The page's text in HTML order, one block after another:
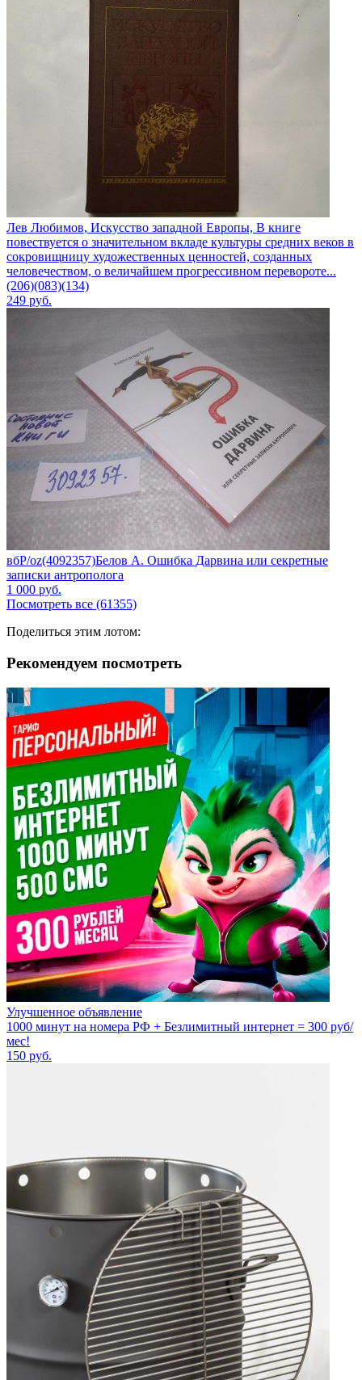
Лев Любимов, Искусство западной Европы, В книге
повествуется о значительном вкладе культуры средних веков в
сокровищницу художественных ценностей, созданных
человечеством, о величайшем прогрессивном перевороте...
(206)(083)(134)
249 руб.
вбР/oz(4092357)Белов А. Ошибка Дарвина или секретные
записки антрополога
1 000 руб.
Посмотреть все (61355)
Поделиться этим лотом:
Рекомендуем посмотреть
Улучшенное объявление
1000 минут на номера РФ + Безлимитный интернет = 300 руб/
мес!
150 руб.